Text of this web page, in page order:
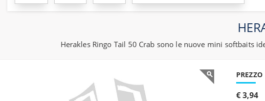
Herakles Ringo Tail 50 Crab sono le nuove mini softbaits
PREZZO
€ 3,94